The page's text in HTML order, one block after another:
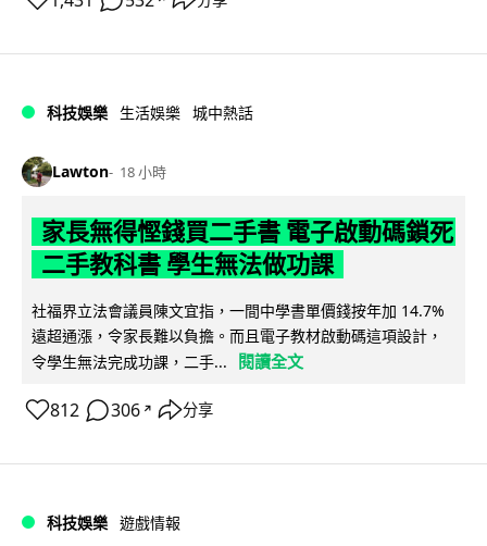
科技娛樂 生活娛樂 城中熱話
Lawton 18 小時
家長無得慳錢買二手書 電子啟動碼鎖死
二手教科書 學生無法做功課
社福界立法會議員陳文宜指，一間中學書單價錢按年加 14.7%
遠超通漲，令家長難以負擔。而且電子教材啟動碼這項設計，
令學生無法完成功課，二手...
閱讀全文
812 306 ↗ 分享
科技娛樂 遊戲情報